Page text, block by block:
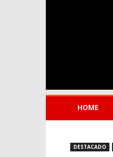
HOME
DESTACADO